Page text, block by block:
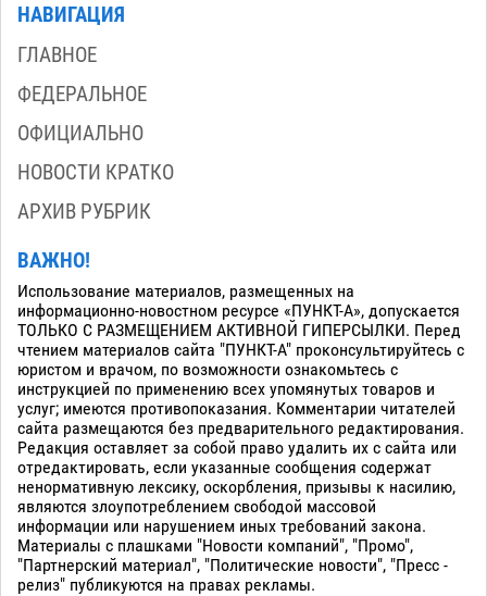
НАВИГАЦИЯ
ГЛАВНОЕ
ФЕДЕРАЛЬНОЕ
ОФИЦИАЛЬНО
НОВОСТИ КРАТКО
АРХИВ РУБРИК
ВАЖНО!
Использование материалов, размещенных на
информационно-новостном ресурсе «ПУНКТ-А», допускается
ТОЛЬКО С РАЗМЕЩЕНИЕМ АКТИВНОЙ ГИПЕРСЫЛКИ. Перед
чтением материалов сайта "ПУНКТ-А" проконсультируйтесь с
юристом и врачом, по возможности ознакомьтесь с
инструкцией по применению всех упомянутых товаров и
услуг; имеются противопоказания. Комментарии читателей
сайта размещаются без предварительного редактирования.
Редакция оставляет за собой право удалить их с сайта или
отредактировать, если указанные сообщения содержат
ненормативную лексику, оскорбления, призывы к насилию,
являются злоупотреблением свободой массовой
информации или нарушением иных требований закона.
Материалы с плашками "Новости компаний", "Промо",
"Партнерский материал", "Политические новости", "Пресс -
релиз" публикуются на правах рекламы.